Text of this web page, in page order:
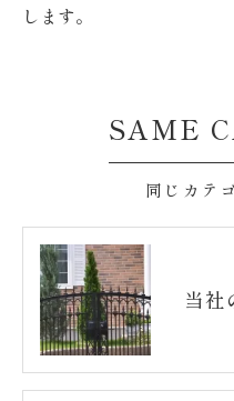
します。
同じカテ
SAME
当社